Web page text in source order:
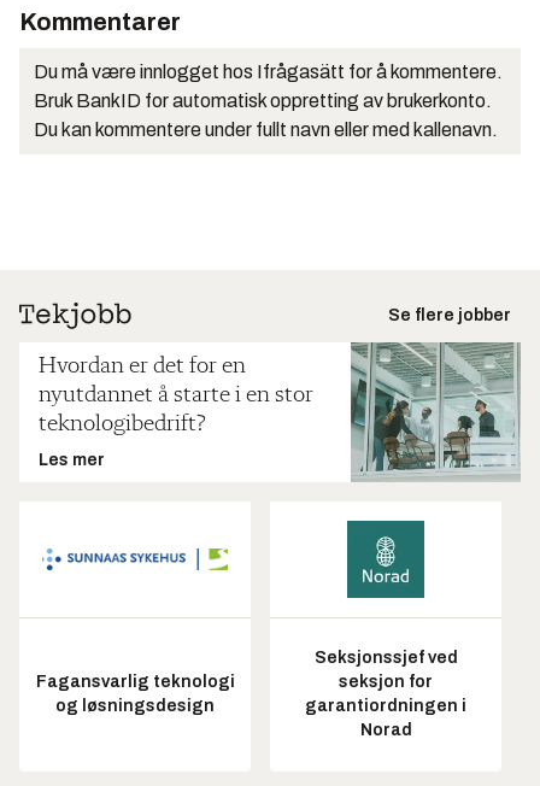
Kommentarer
Du må være innlogget hos Ifrågasätt for å kommentere.
Bruk BankID for automatisk oppretting av brukerkonto.
Du kan kommentere under fullt navn eller med kallenavn.
Se flere jobber
Hvordan er det for en
nyutdannet å starte i en stor
teknologibedrift?
Les mer
Fagansvarlig teknologi
og løsningsdesign
Seksjonssjef ved
seksjon for
garantiordningen i
Norad